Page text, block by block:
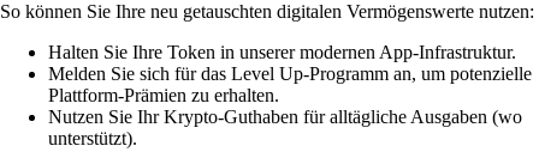
So können Sie Ihre neu getauschten digitalen Vermögenswerte nutzen:
Halten Sie Ihre Token in unserer modernen App-Infrastruktur.
Melden Sie sich für das Level Up-Programm an, um potenzielle
Plattform-Prämien zu erhalten.
Nutzen Sie Ihr Krypto-Guthaben für alltägliche Ausgaben (wo
unterstützt).